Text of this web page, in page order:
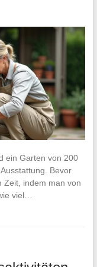
ein Garten von 200
Bevor
Zeit, indem man von
viel…